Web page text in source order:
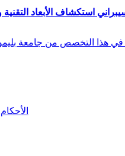
استكشاف الأبعاد
في هذا التخصص من جامعة